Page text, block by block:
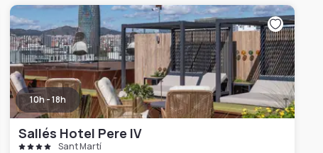
10h - 18h
Sallés Hotel Pere IV
Sant Martí